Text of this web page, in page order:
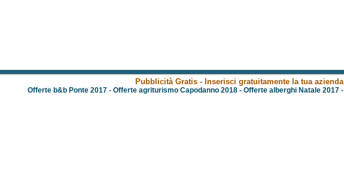
Pubblicità Gratis - Inserisci gratuitamente la tua azienda
Offerte b&b Ponte 2017 - Offerte agriturismo Capodanno 2018 - Offerte alberghi Natale 2017 -